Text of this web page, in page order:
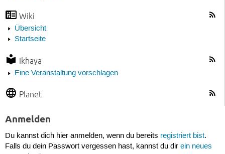
Wiki
Übersicht
Startseite
Ikhaya
Eine Veranstaltung vorschlagen
Planet
Anmelden
Du kannst dich hier anmelden, wenn du bereits registriert bist.
Falls du dein Passwort vergessen hast, kannst du dir ein neues